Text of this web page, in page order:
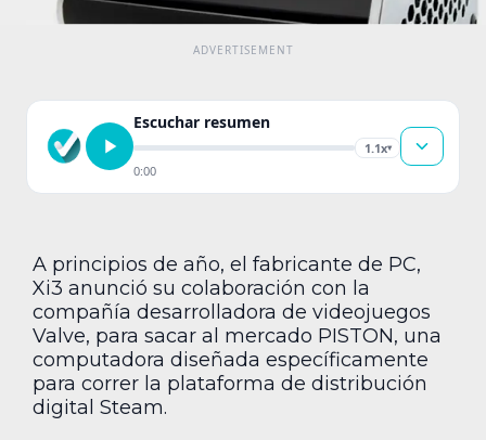
Escuchar resumen
1.1x▾
0:00
A principios de año, el fabricante de PC,
Xi3 anunció su colaboración con la
compañía desarrolladora de videojuegos
Valve, para sacar al mercado PISTON, una
computadora diseñada específicamente
para correr la plataforma de distribución
digital Steam.